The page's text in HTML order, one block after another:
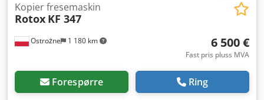
Ostrożne 1 180 km
Kopier fresemaskin
Rotox KF 347
6 500 €
Fast pris pluss MVA
Forespørre Ring